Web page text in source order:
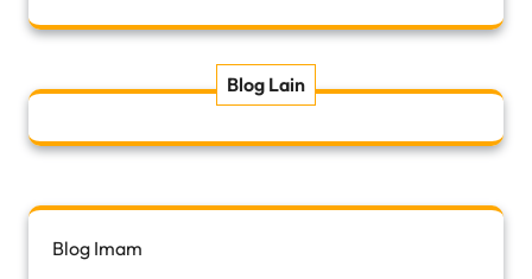
Blog Lain
Blog Imam